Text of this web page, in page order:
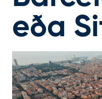
eða